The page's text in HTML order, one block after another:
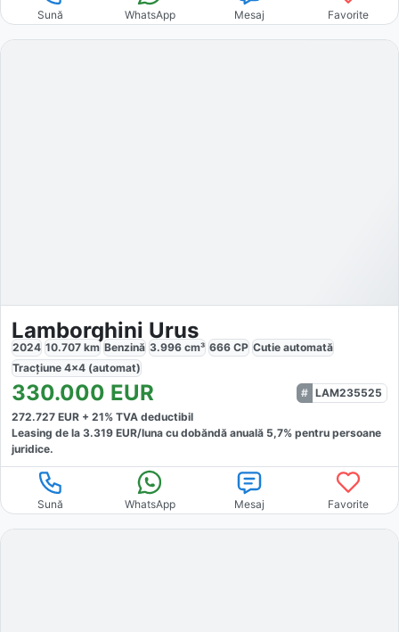
Sună WhatsApp Mesaj Favorite
Lamborghini Urus
2024 10.707 km Benzină 3.996 cm³ 666 CP Cutie automată
Tracțiune 4x4 (automat)
330.000 EUR
LAM235525
272.727 EUR + 21% TVA deductibil
Leasing de la 3.319 EUR/luna cu dobăndă anuală 5,7% pentru persoane
juridice.
Sună WhatsApp Mesaj Favorite